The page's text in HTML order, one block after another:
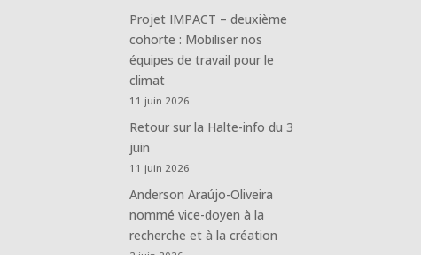
Projet IMPACT – deuxième
cohorte : Mobiliser nos
équipes de travail pour le
climat
11 juin 2026
Retour sur la Halte-info du 3
juin
11 juin 2026
Anderson Araújo-Oliveira
nommé vice-doyen à la
recherche et à la création